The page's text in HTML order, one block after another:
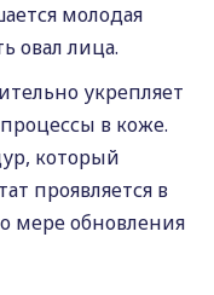
молодая
овал лица.
укрепляет
в коже.
который
проявляется в
мере обновления